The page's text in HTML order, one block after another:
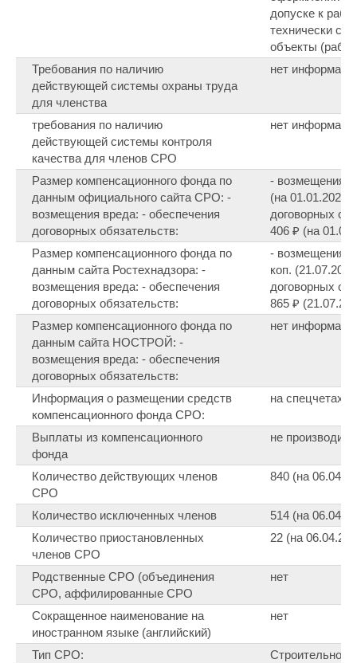
допуске к
технически
объекты
Требования по наличию
действующей системы охраны труда
для членства
нет
требования по наличию
действующей системы контроля
качества для членов СРО
нет
Размер компенсационного фонда по
данным официального сайта СРО: -
возмещения вреда: - обеспечения
договорных обязательств:
- возмещения
(на 01.01.2020)
договорных
406 ₽ (на
Размер компенсационного фонда по
данным сайта Ростехнадзора: -
возмещения вреда: - обеспечения
договорных обязательств:
- возмещения
коп.
договорных
865 ₽
Размер компенсационного фонда по
данным сайта НОСТРОЙ: -
возмещения вреда: - обеспечения
договорных обязательств:
нет
Информация о размещении средств
компенсационного фонда СРО:
на спецчетах
Выплаты из компенсационного
фонда
не
Количество действующих членов
СРО
840 (на
Количество исключенных членов
514 (на
Количество приостановленных
членов СРО
22 (на
Родственные СРО (объединения
СРО, аффилированные СРО
нет
Сокращенное наименование на
иностранном языке (английский)
нет
Тип СРО:
Строительное